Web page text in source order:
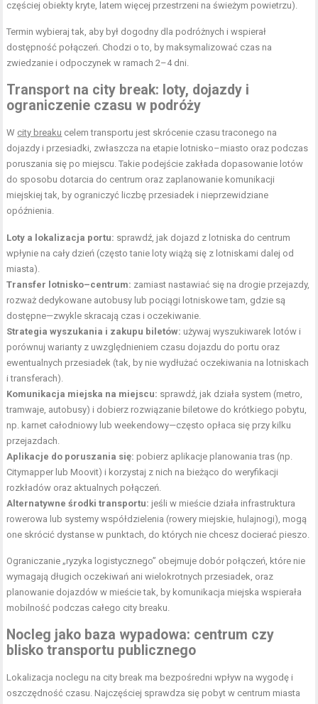
częściej obiekty kryte, latem więcej przestrzeni na świeżym powietrzu).
Termin wybieraj tak, aby był dogodny dla podróżnych i wspierał
dostępność połączeń. Chodzi o to, by maksymalizować czas na
zwiedzanie i odpoczynek w ramach 2–4 dni.
Transport na city break: loty, dojazdy i
ograniczenie czasu w podróży
W city breaku celem transportu jest skrócenie czasu traconego na
dojazdy i przesiadki, zwłaszcza na etapie lotnisko–miasto oraz podczas
poruszania się po miejscu. Takie podejście zakłada dopasowanie lotów
do sposobu dotarcia do centrum oraz zaplanowanie komunikacji
miejskiej tak, by ograniczyć liczbę przesiadek i nieprzewidziane
opóźnienia.
Loty a lokalizacja portu: sprawdź, jak dojazd z lotniska do centrum
wpłynie na cały dzień (często tanie loty wiążą się z lotniskami dalej od
miasta).
Transfer lotnisko–centrum: zamiast nastawiać się na drogie przejazdy,
rozważ dedykowane autobusy lub pociągi lotniskowe tam, gdzie są
dostępne—zwykle skracają czas i oczekiwanie.
Strategia wyszukania i zakupu biletów: używaj wyszukiwarek lotów i
porównuj warianty z uwzględnieniem czasu dojazdu do portu oraz
ewentualnych przesiadek (tak, by nie wydłużać oczekiwania na lotniskach
i transferach).
Komunikacja miejska na miejscu: sprawdź, jak działa system (metro,
tramwaje, autobusy) i dobierz rozwiązanie biletowe do krótkiego pobytu,
np. karnet całodniowy lub weekendowy—często opłaca się przy kilku
przejazdach.
Aplikacje do poruszania się: pobierz aplikacje planowania tras (np.
Citymapper lub Moovit) i korzystaj z nich na bieżąco do weryfikacji
rozkładów oraz aktualnych połączeń.
Alternatywne środki transportu: jeśli w mieście działa infrastruktura
rowerowa lub systemy współdzielenia (rowery miejskie, hulajnogi), mogą
one skrócić dystanse w punktach, do których nie chcesz docierać pieszo.
Ograniczanie „ryzyka logistycznego” obejmuje dobór połączeń, które nie
wymagają długich oczekiwań ani wielokrotnych przesiadek, oraz
planowanie dojazdów w mieście tak, by komunikacja miejska wspierała
mobilność podczas całego city breaku.
Nocleg jako baza wypadowa: centrum czy
blisko transportu publicznego
Lokalizacja noclegu na city break ma bezpośredni wpływ na wygodę i
oszczędność czasu. Najczęściej sprawdza się pobyt w centrum miasta